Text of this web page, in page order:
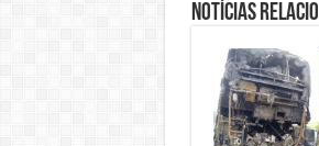
Notícias